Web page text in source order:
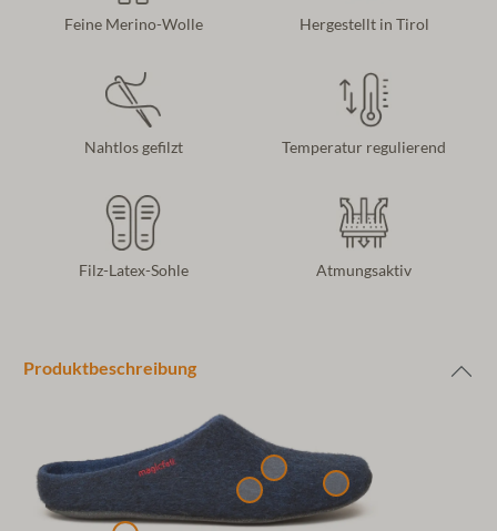
Feine Merino-Wolle Hergestellt in Tirol
Nahtlos gefilzt Temperatur regulierend
Filz-Latex-Sohle Atmungsaktiv
Produktbeschreibung